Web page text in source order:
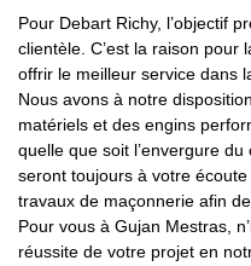
Pour Debart Richy, l’objectif
clientèle. C’est la raison pour
offrir le meilleur service dans
Nous avons à notre
matériels et des engins
quelle que soit l’envergure
seront toujours à votre
travaux de maçonnerie afin
Pour vous à Gujan Mestras,
réussite de votre projet en